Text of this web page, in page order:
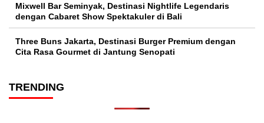
Mixwell Bar Seminyak, Destinasi Nightlife Legendaris
dengan Cabaret Show Spektakuler di Bali
Three Buns Jakarta, Destinasi Burger Premium dengan
Cita Rasa Gourmet di Jantung Senopati
TRENDING